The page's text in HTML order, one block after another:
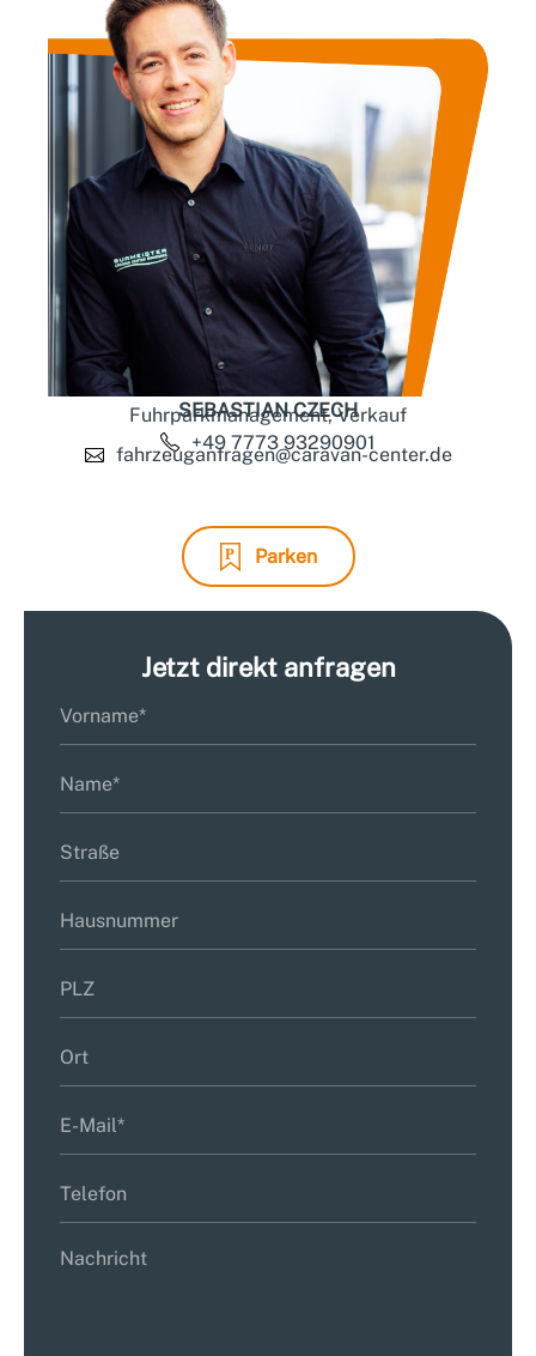
SEBASTIAN CZECH
Fuhrparkmanagement, Verkauf
+49 7773 93290901
fahrzeuganfragen@caravan-center.de
Parken
Jetzt direkt anfragen